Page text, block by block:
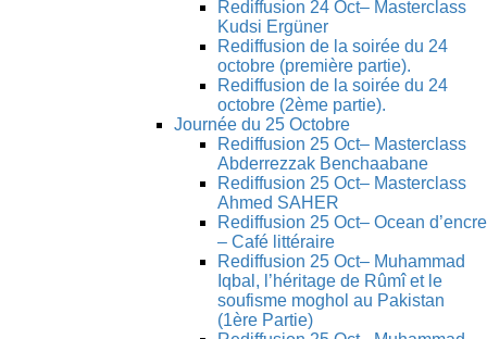
Rediffusion 24 Oct– Masterclass
Kudsi Ergüner
Rediffusion de la soirée du 24
octobre (première partie).
Rediffusion de la soirée du 24
octobre (2ème partie).
Journée du 25 Octobre
Rediffusion 25 Oct– Masterclass
Abderrezzak Benchaabane
Rediffusion 25 Oct– Masterclass
Ahmed SAHER
Rediffusion 25 Oct– Ocean d’encre
– Café littéraire
Rediffusion 25 Oct– Muhammad
Iqbal, l’héritage de Rûmî et le
soufisme moghol au Pakistan
(1ère Partie)